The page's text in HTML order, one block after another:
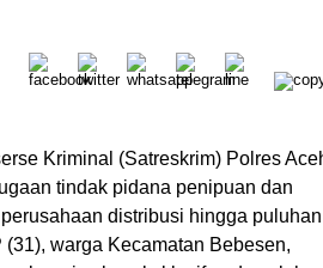
Kriminal (Satreskrim) Polres
tindak pidana penipuan dan
distribusi hingga puluhan
warga Kecamatan Bebesen,